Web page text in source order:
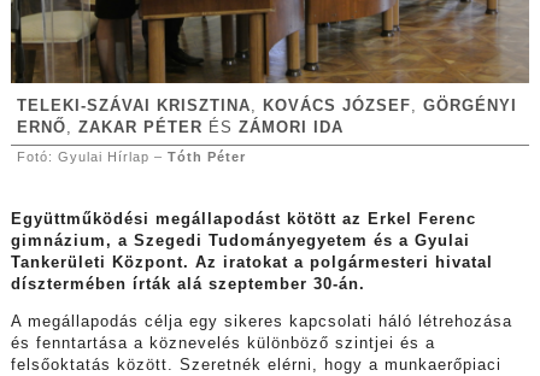
TELEKI-SZÁVAI KRISZTINA, KOVÁCS JÓZSEF, GÖRGÉNYI
ERNŐ, ZAKAR PÉTER ÉS ZÁMORI IDA
Fotó: Gyulai Hírlap – Tóth Péter
Együttműködési megállapodást kötött az Erkel Ferenc
gimnázium, a Szegedi Tudományegyetem és a Gyulai
Tankerületi Központ. Az iratokat a polgármesteri hivatal
dísztermében írták alá szeptember 30-án.
A megállapodás célja egy sikeres kapcsolati háló létrehozása
és fenntartása a köznevelés különböző szintjei és a
felsőoktatás között. Szeretnék elérni, hogy a munkaerőpiaci